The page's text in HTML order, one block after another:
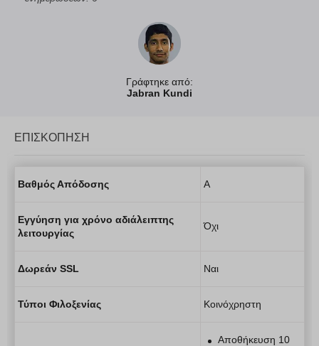
Γράφτηκε από:
Jabran Kundi
ΕΠΙΣΚΌΠΗΣΗ
Βαθμός Απόδοσης A
Εγγύηση για χρόνο αδιάλειπτης
λειτουργίας
Όχι
Δωρεάν SSL Ναι
Τύποι Φιλοξενίας Κοινόχρηστη
Αποθήκευση 10